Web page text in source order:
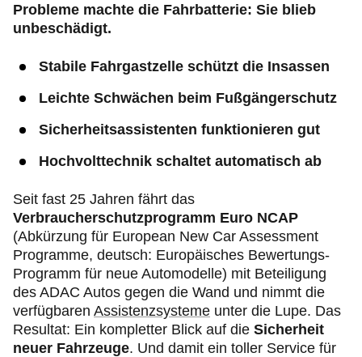
Probleme machte die Fahrbatterie: Sie blieb
unbeschädigt.
Stabile Fahrgastzelle schützt die Insassen
Leichte Schwächen beim Fußgängerschutz
Sicherheitsassistenten funktionieren gut
Hochvolttechnik schaltet automatisch ab
Seit fast 25 Jahren fährt das
Verbraucherschutzprogramm Euro NCAP
(Abkürzung für European New Car Assessment
Programme, deutsch: Europäisches Bewertungs-
Programm für neue Automodelle) mit Beteiligung
des ADAC Autos gegen die Wand und nimmt die
verfügbaren Assistenzsysteme unter die Lupe. Das
Resultat: Ein kompletter Blick auf die Sicherheit
neuer Fahrzeuge. Und damit ein toller Service für